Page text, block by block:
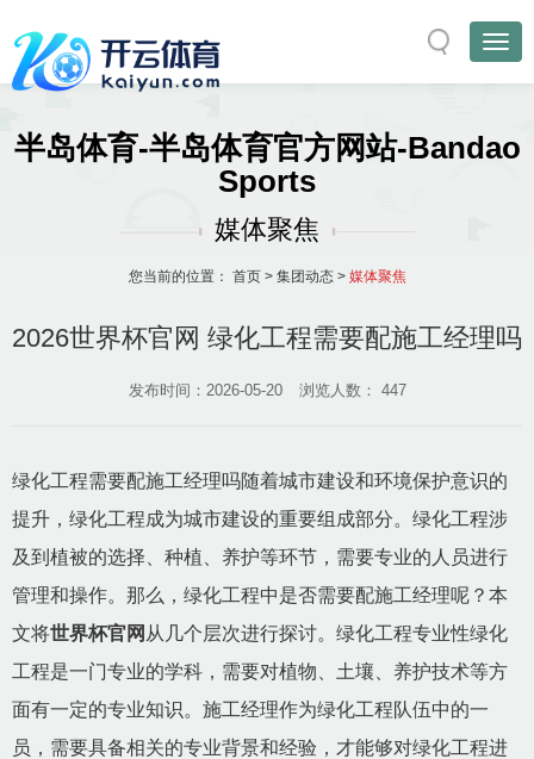
半岛体育-半岛体育官方网站-Bandao
Sports
媒体聚焦
您当前的位置： 首页> 集团动态> 媒体聚焦
2026世界杯官网 绿化工程需要配施工经理吗
发布时间：2026-05-20 浏览人数： 447
绿化工程需要配施工经理吗随着城市建设和环境保护意识的
提升，绿化工程成为城市建设的重要组成部分。绿化工程涉
及到植被的选择、种植、养护等环节，需要专业的人员进行
管理和操作。那么，绿化工程中是否需要配施工经理呢？本
文将世界杯官网 从几个层次进行探讨。绿化工程专业性绿化
工程是一门专业的学科，需要对植物、土壤、养护技术等方
面有一定的专业知识。施工经理作为绿化工程队伍中的一
员，需要具备相关的专业背景和经验，才能够对绿化工程进